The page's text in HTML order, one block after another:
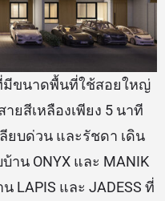
มีขนาดพื้นที่ใช้สอยใหญ่
ยสีเหลืองเพียง 5 นาที
ยบด่วน และรัชดา เดิน
น ONYX และ MANIK
LAPIS และ JADESS ที่